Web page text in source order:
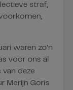
straf,
waren zo’n
voor ons al
van deze
Merijn Goris